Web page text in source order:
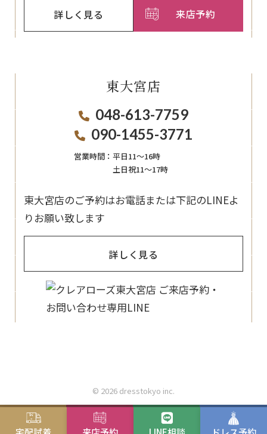
詳しく見る 来店予約
東大宮店
048-613-7759
090-1455-3771
営業時間： 平日11〜16時
土日祝11〜17時
東大宮店のご予約はお電話または下記のLINEよ
りお願い致します
詳しく見る
© 2026 dresstokyo inc.